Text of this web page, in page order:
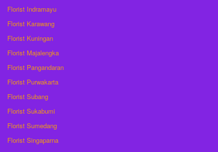
Florist Indramayu
Florist Karawang
Florist Kuningan
Florist Majalengka
Florist Pangandaran
Florist Purwakarta
Florist Subang
Florist Sukabumi
Florist Sumedang
Florist Singaparna